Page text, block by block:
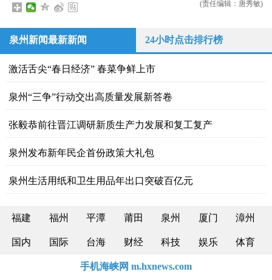
(责任编辑：唐秀敏)
泉州新闻最新新闻 24小时点击排行榜
激活舌尖“春日经济” 春菜争鲜上市
泉州“三争”行动交出高质量发展新答卷
张毅恭前往晋江调研新质生产力发展和复工复产
泉州发布新年民企首份政策大礼包
泉州生活用纸和卫生用品年出口突破百亿元
福建 福州 平潭 莆田 泉州 厦门 漳州
国内 国际 台海 财经 科技 娱乐 体育
手机海峡网 m.hxnews.com